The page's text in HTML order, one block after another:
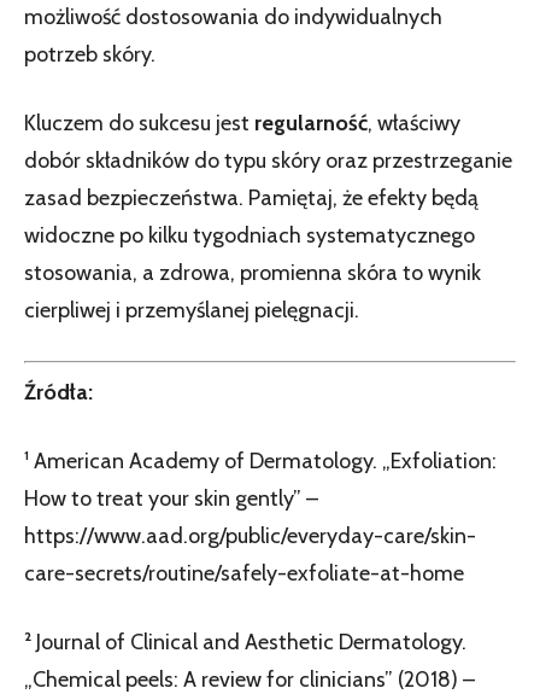
możliwość dostosowania do indywidualnych
potrzeb skóry.
Kluczem do sukcesu jest regularność, właściwy
dobór składników do typu skóry oraz przestrzeganie
zasad bezpieczeństwa. Pamiętaj, że efekty będą
widoczne po kilku tygodniach systematycznego
stosowania, a zdrowa, promienna skóra to wynik
cierpliwej i przemyślanej pielęgnacji.
Źródła:
¹ American Academy of Dermatology. „Exfoliation:
How to treat your skin gently” –
https://www.aad.org/public/everyday-care/skin-
care-secrets/routine/safely-exfoliate-at-home
² Journal of Clinical and Aesthetic Dermatology.
„Chemical peels: A review for clinicians” (2018) –